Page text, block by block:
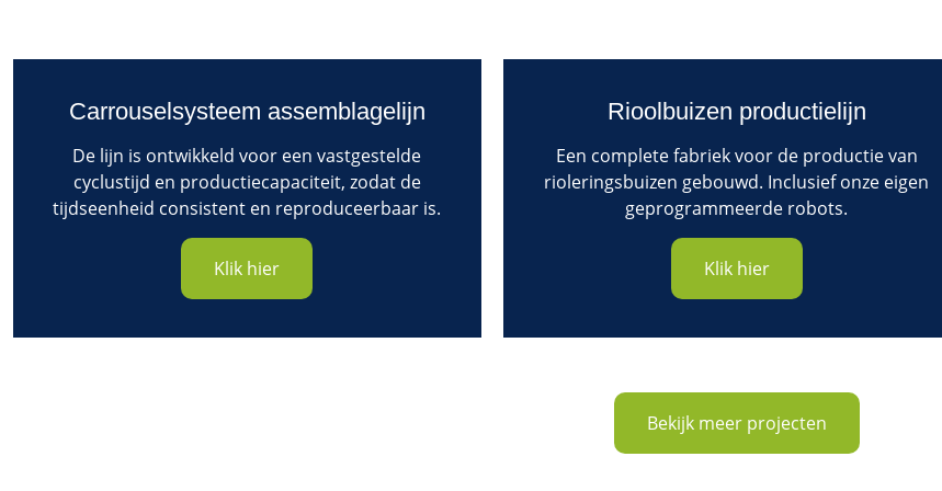
Carrouselsysteem assemblagelijn
De lijn is ontwikkeld voor een vastgestelde
cyclustijd en productiecapaciteit, zodat de
tijdseenheid consistent en reproduceerbaar is.
Klik hier
Rioolbuizen productielijn
Een complete fabriek voor de productie van
rioleringsbuizen gebouwd. Inclusief onze eigen
geprogrammeerde robots.
Klik hier
Bekijk meer projecten